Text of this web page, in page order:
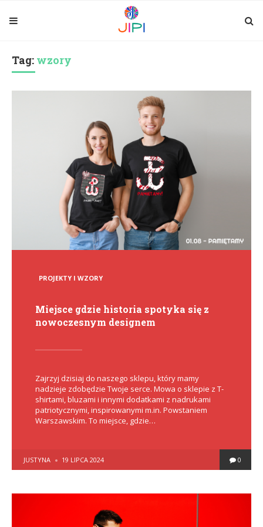
Tag: wzory
POSTED
PROJEKTY I WZORY
Miejsce gdzie historia spotyka się z
nowoczesnym designem
Zajrzyj dzisiaj do naszego sklepu, który mamy
nadzieje zdobędzie Twoje serce. Mowa o sklepie z T-
shirtami, bluzami i innymi dodatkami z nadrukami
patriotycznymi, inspirowanymi m.in. Powstaniem
Warszawskim. To miejsce, gdzie…
POSTED
BY
JUSTYNA 19 LIPCA 2024 0